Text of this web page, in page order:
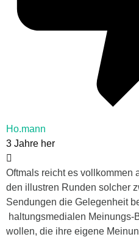
Ho.mann
3 Jahre her
Oftmals reicht es vollkommen
den illustren Runden solcher
Sendungen die Gelegenheit
haltungsmedialen
wollen, die ihre eigene